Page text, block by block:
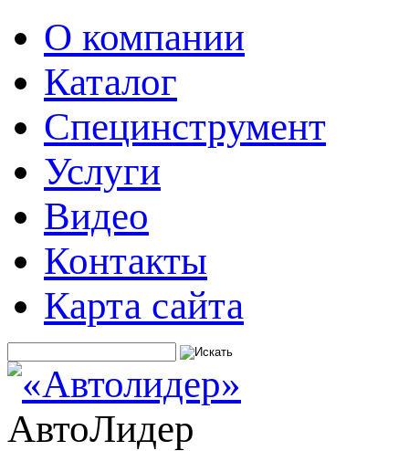
О компании
Каталог
Специнструмент
Услуги
Видео
Контакты
Карта сайта
АвтоЛидер